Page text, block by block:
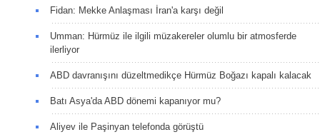
Fidan: Mekke Anlaşması İran'a karşı değil
Umman: Hürmüz ile ilgili müzakereler olumlu bir atmosferde
ilerliyor
ABD davranışını düzeltmedikçe Hürmüz Boğazı kapalı kalacak
Batı Asya'da ABD dönemi kapanıyor mu?
Aliyev ile Paşinyan telefonda görüştü